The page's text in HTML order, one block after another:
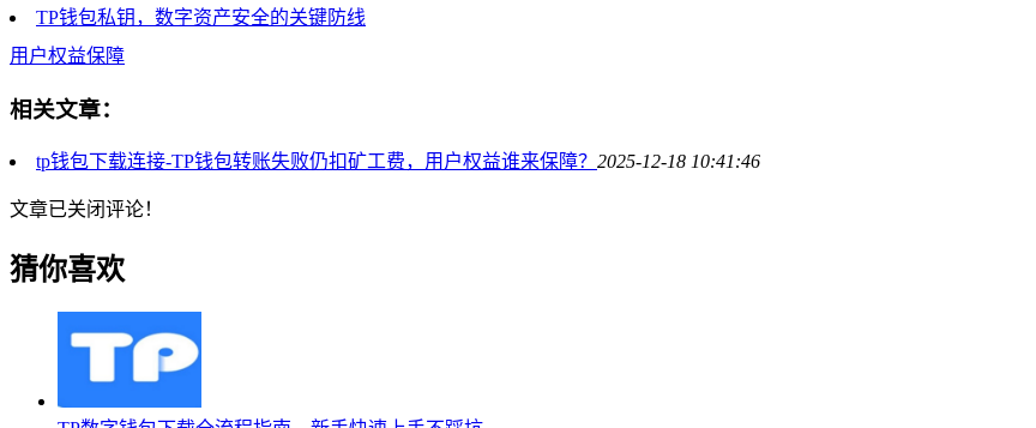
TP钱包私钥，数字资产安全的关键防线
用户权益保障
相关文章：
tp钱包下载连接-TP钱包转账失败仍扣矿工费，用户权益谁来保障？ 2025-12-18 10:41:46
文章已关闭评论！
猜你喜欢